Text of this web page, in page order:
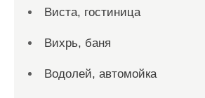
Виста, гостиница
Вихрь, баня
Водолей, автомойка